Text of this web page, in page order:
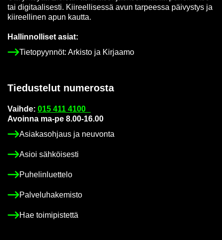
tai di­gi­taa­li­ses­ti. Kii­reel­li­ses­sä avun tar­pees­sa päi­vys­tys ja
kii­reel­li­nen apun kaut­ta.
Hal­lin­nol­li­set asiat:
Tie­to­pyyn­nöt: Ar­kis­to ja Kir­jaa­mo
Tie­dus­te­lut nu­me­ros­ta
Vaih­de: 015 411 4100
Avoin­na ma-pe 8.00-16.00
Asia­kas­oh­jaus ja neu­von­ta
Asioi säh­köi­ses­ti
Pu­he­lin­luet­te­lo
Pal­ve­lu­ha­ke­mis­to
Hae toi­mi­pis­tet­tä